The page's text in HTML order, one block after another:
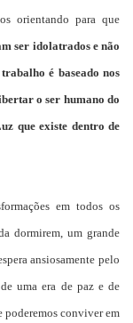
orientando para que
ser idolatrados e não
é baseado nos
o ser humano do
que existe dentro de
em todos os
dormirem, um grande
ansiosamente pelo
uma era de paz e de
poderemos conviver em